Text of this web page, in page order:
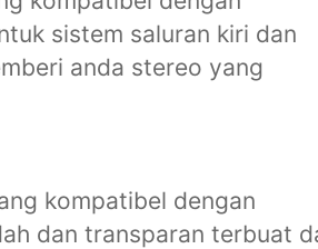
sistem saluran kiri dan
anda stereo yang
kompatibel dengan
dan transparan terbuat